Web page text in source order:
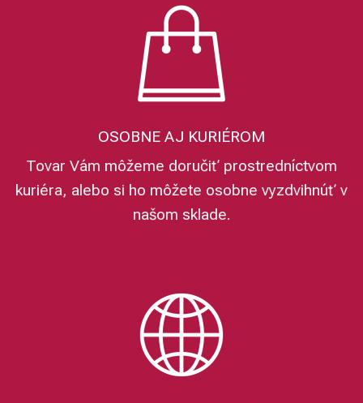
OSOBNE AJ KURIÉROM
Tovar Vám môžeme doručiť prostredníctvom
kuriéra, alebo si ho môžete osobne vyzdvihnúť v
našom sklade.